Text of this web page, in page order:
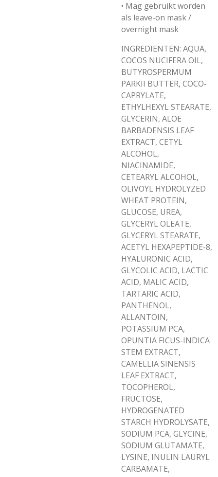
• Mag gebruikt worden
als leave-on mask /
overnight mask
INGREDIENTEN: AQUA,
COCOS NUCIFERA OIL,
BUTYROSPERMUM
PARKII BUTTER, COCO-
CAPRYLATE,
ETHYLHEXYL STEARATE,
GLYCERIN, ALOE
BARBADENSIS LEAF
EXTRACT, CETYL
ALCOHOL,
NIACINAMIDE,
CETEARYL ALCOHOL,
OLIVOYL HYDROLYZED
WHEAT PROTEIN,
GLUCOSE, UREA,
GLYCERYL OLEATE,
GLYCERYL STEARATE,
ACETYL HEXAPEPTIDE-8,
HYALURONIC ACID,
GLYCOLIC ACID, LACTIC
ACID, MALIC ACID,
TARTARIC ACID,
PANTHENOL,
ALLANTOIN,
POTASSIUM PCA,
OPUNTIA FICUS-INDICA
STEM EXTRACT,
CAMELLIA SINENSIS
LEAF EXTRACT,
TOCOPHEROL,
FRUCTOSE,
HYDROGENATED
STARCH HYDROLYSATE,
SODIUM PCA, GLYCINE,
SODIUM GLUTAMATE,
LYSINE, INULIN LAURYL
CARBAMATE,